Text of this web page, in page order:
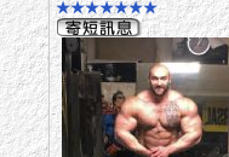
★★★★★★★